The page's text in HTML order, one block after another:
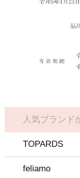
人気ブランド
TOPARDS
feliamo